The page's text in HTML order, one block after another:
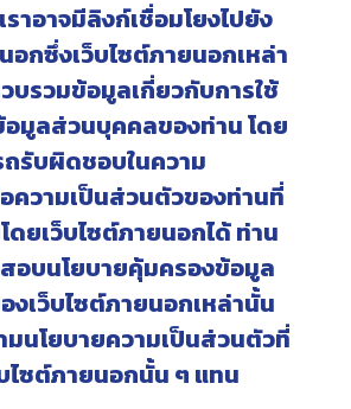
ราอาจมีลิงก์เชื่อมโยงไปยัง
อกซึ่งเว็บไซต์ภายนอกเหล่า
บรวมข้อมูลเกี่ยวกับการใช้
อมูลส่วนบุคคลของท่าน โดย
ถรับผิดชอบในความ
ความเป็นส่วนตัวของท่านที่
ดยเว็บไซต์ภายนอกได้ ท่าน
อบนโยบายคุ้มครองข้อมูล
เว็บไซต์ภายนอกเหล่านั้น
นโยบายความเป็นส่วนตัวที่
ไซต์ภายนอกนั้น ๆ แทน